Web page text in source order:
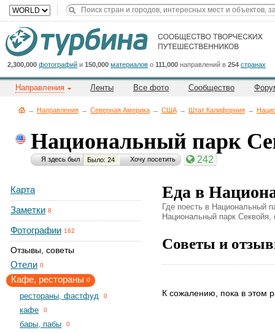
2,300,000 фотографий и 150,000 материалов о 111,000 направлений в 254 странах
Направления Ленты Все фото Сообщество
→ Направления → Северная Америка → CША → Штат Калифорния →
Национальный парк
Я здесь был Было: 24 Хочу посетить 242
Карта
Заметки 8
Фотографии 162
Отзывы, советы
Отели 0
Кафе, рестораны 0
рестораны, фастфуд 0
кафе 0
бары, пабы 0
Еда в
Где поесть в Национальный
Национальный парк Секвойя,
Советы и
К сожалению, пока в этом
Cейчас
на
сайте:
Title
Button